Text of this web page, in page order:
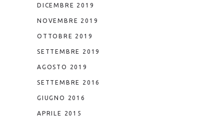
DICEMBRE 2019
NOVEMBRE 2019
OTTOBRE 2019
SETTEMBRE 2019
AGOSTO 2019
SETTEMBRE 2016
GIUGNO 2016
APRILE 2015